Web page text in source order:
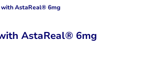
AstaReal® 6mg
AstaReal® 6mg